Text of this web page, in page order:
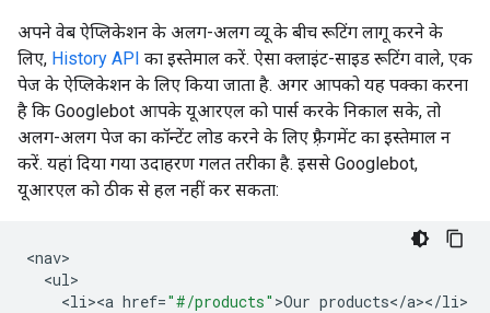
अपने वेब ऐप्लिकेशन के अलग-अलग व्यू के बीच रूटिंग लागू करने के
लिए, History API का इस्तेमाल करें. ऐसा क्लाइंट-साइड रूटिंग वाले, एक
पेज के ऐप्लिकेशन के लिए किया जाता है. अगर आपको यह पक्का करना
है कि Googlebot आपके यूआरएल को पार्स करके निकाल सके, तो
अलग-अलग पेज का कॉन्टेंट लोड करने के लिए फ़्रैगमेंट का इस्तेमाल न
करें. यहां दिया गया उदाहरण गलत तरीका है. इससे Googlebot,
यूआरएल को ठीक से हल नहीं कर सकता:
<nav
<ul
<li><a href="#/products" >Our products</a></li